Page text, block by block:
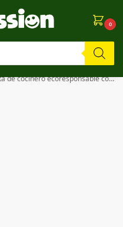
0
falla, ¡Perdón!⚠️
mangas cortas SHORT SLEEVE CHEF JACKET GREEN-GENERATION